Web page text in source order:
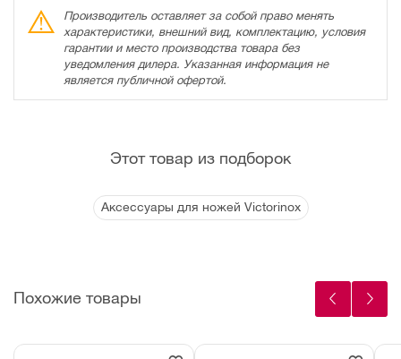
Производитель оставляет за собой право менять
характеристики, внешний вид, комплектацию, условия
гарантии и место производства товара без
уведомления дилера. Указанная информация не
является публичной офертой.
Этот товар из подборок
Аксессуары для ножей Victorinox
Похожие товары